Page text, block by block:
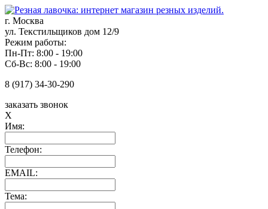
г. Москва
ул. Текстильщиков дом 12/9
Режим работы:
Пн-Пт: 8:00 - 19:00
Сб-Вс: 8:00 - 19:00
8 (917) 34-30-290
заказать звонок
X
Имя:
Телефон:
EMAIL:
Тема: